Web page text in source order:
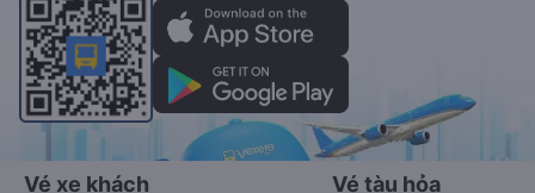
Vé xe khách Vé tàu hỏa